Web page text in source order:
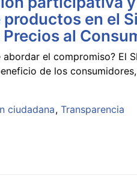
en el
al
el compromiso? El
de los
ciudadana Transparencia